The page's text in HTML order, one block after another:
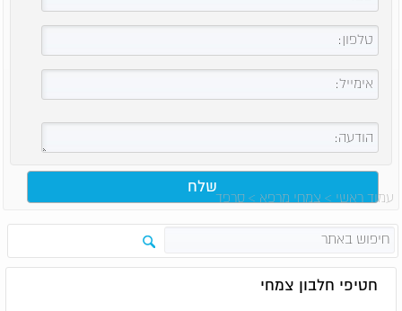
עמוד ראשי > צמחי מרפא > סרפד
חטיפי חלבון צמחי